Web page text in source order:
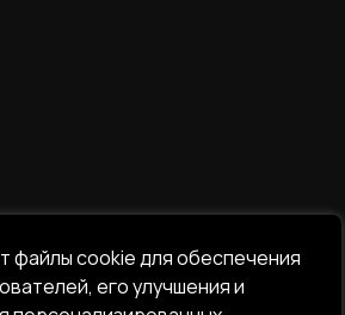
файлы cookie для обеспечения
его улучшения и